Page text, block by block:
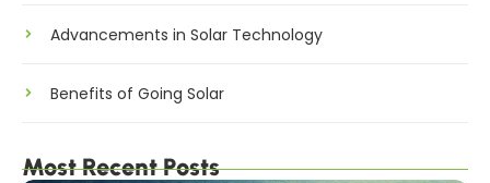
Advancements in Solar Technology
Benefits of Going Solar
Most Recent Posts